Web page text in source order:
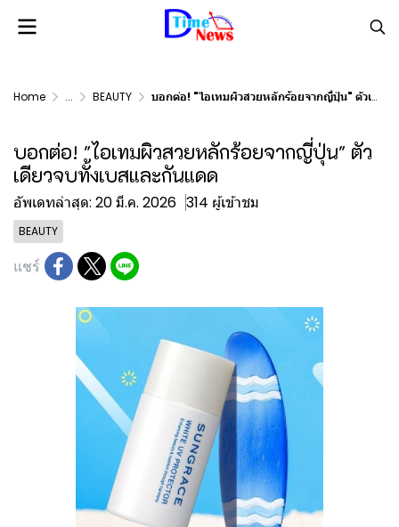
Home ... BEAUTY บอกต่อ! "ไอเทมผิวสวยหลักร้อยจากญี่ปุ่น" ตัวเดียวจบทั้งเบสและกันแดด
บอกต่อ! "ไอเทมผิวสวยหลักร้อยจากญี่ปุ่น" ตัว
เดียวจบทั้งเบสและกันแดด
อัพเดทล่าสุด: 20 มี.ค. 2026 314 ผู้เข้าชม
BEAUTY
แชร์